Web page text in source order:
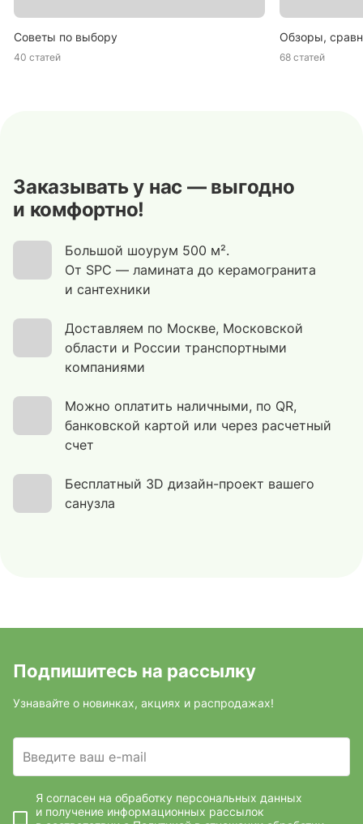
Советы по выбору
40 статей
Обзоры,
68 статей
Заказывать у нас — выгодно
и комфортно!
Большой шоурум 500 м².
От SPC — ламината до керамогранита
и сантехники
Доставляем по Москве, Московской
области и России транспортными
компаниями
Можно оплатить наличными, по QR,
банковской картой или через расчетный
счет
Бесплатный 3D дизайн-проект вашего
санузла
Подпишитесь на рассылку
Узнавайте о новинках, акциях и распродажах!
Введите ваш e-mail
Я согласен на обработку персональных данных
и получение информационных рассылок